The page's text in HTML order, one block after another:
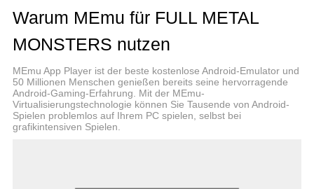
1. Mechanische Dinos – Maschinen mit
künstlicher Intelligenz, ohne natürliche Elemente
und ohne Gnade. Sie sind mit einem Spezial-
Energieschild ausgerüstet, das sie vor Waffen der
alten Welt schützt.
Tyrannosaurus Rexsteht an der Spitze der
Nahrungskette des Metall-Dschungels. Er kann mit
übernatürlicher Geschwindigkeit von einem Ort
Warum MEmu für FULL METAL
MONSTERS nutzen
MEmu App Player ist der beste kostenlose Android-Emulator und
50 Millionen Menschen genießen bereits seine hervorragende
Android-Gaming-Erfahrung. Mit der MEmu-
Virtualisierungstechnologie können Sie Tausende von Android-
Spielen problemlos auf Ihrem PC spielen, selbst bei
grafikintensiven Spielen.